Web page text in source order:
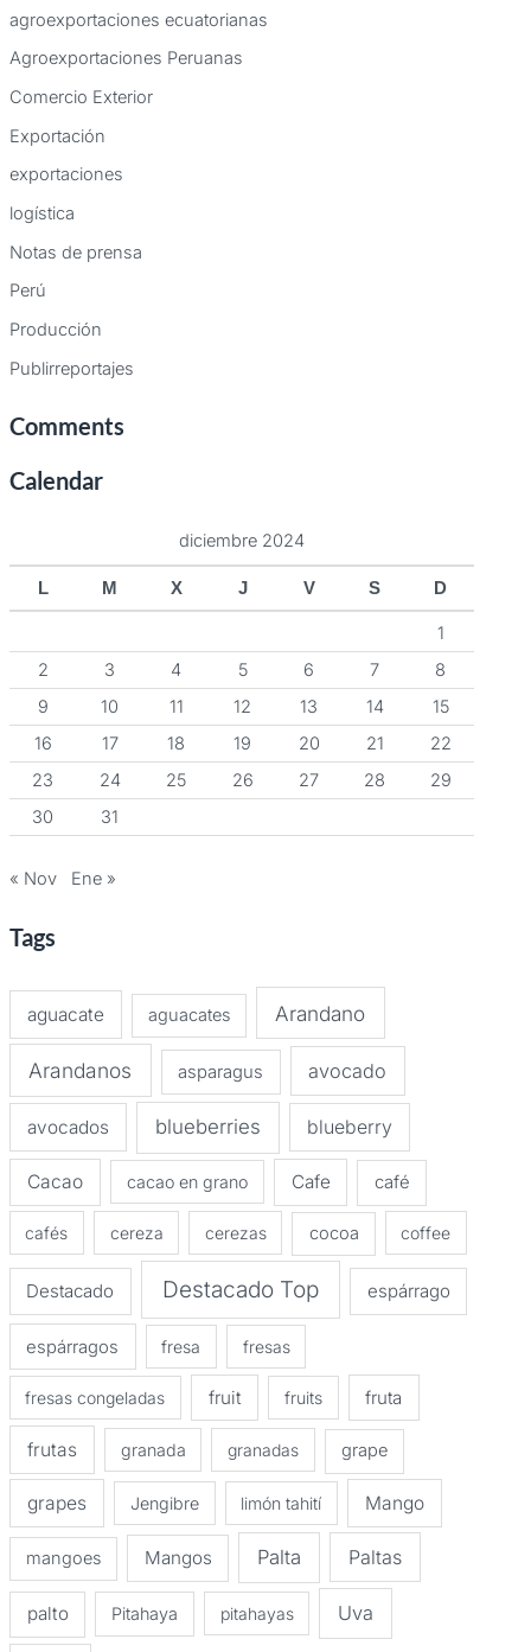
r
:
agroexportaciones ecuatorianas
Agroexportaciones Peruanas
Comercio Exterior
Exportación
exportaciones
logística
Notas de prensa
Perú
Producción
Publirreportajes
Comments
Calendar
diciembre 2024
L M X J V S D
1
2
3 4 5 6 7
8
9
10 11 12 13 14
15
16
17 18 19 20 21
22
23
24 25 26 27 28
29
30
31
« Nov Ene »
Tags
aguacate aguacates Arandano
Arandanos asparagus avocado
avocados blueberries blueberry
Cacao cacao en grano Cafe café
cafés cereza cerezas cocoa coffee
Destacado Destacado Top espárrago
espárragos fresa fresas
fresas congeladas fruit fruits fruta
frutas granada granadas grape
grapes Jengibre limón tahití Mango
mangoes Mangos Palta Paltas
palto Pitahaya pitahayas Uva